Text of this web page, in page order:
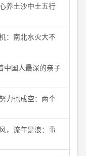
养土沙中土五行
：南北水火大不
中国人最深的亲子
力也成空：两个
，流年是浪：事